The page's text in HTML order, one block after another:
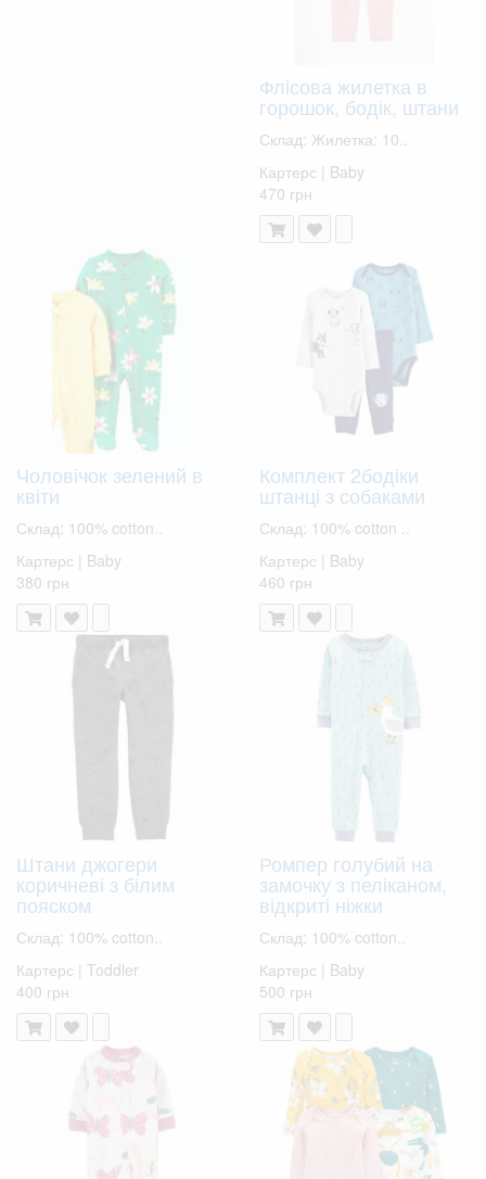
Флісова жилетка в
горошок, бодік, штани
Склад: Жилетка: 10..
Картерс | Baby
470 грн
Чоловічок зелений в
квіти
Склад: 100% cotton..
Картерс | Baby
380 грн
Комплект 2бодіки
штанці з собаками
Склад: 100% cotton ..
Картерс | Baby
460 грн
Штани джогери
коричневі з білим
пояском
Склад: 100% cotton..
Картерс | Toddler
400 грн
Ромпер голубий на
замочку з пеліканом,
відкриті ніжки
Склад: 100% cotton..
Картерс | Baby
500 грн